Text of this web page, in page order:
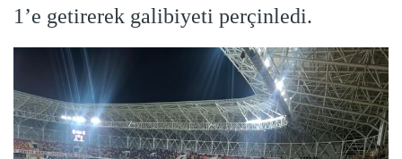
1’e getirerek galibiyeti perçinledi.